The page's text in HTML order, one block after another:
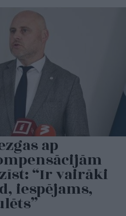
ap
“Ir vairāki
iespējams,